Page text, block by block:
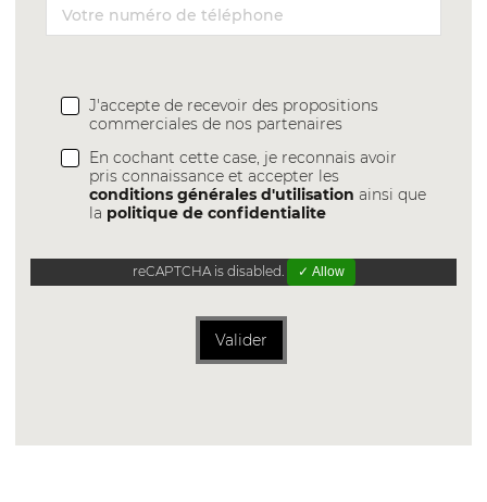
J'accepte de recevoir des propositions
commerciales de nos partenaires
En cochant cette case, je reconnais avoir
pris connaissance et accepter les
conditions générales d'utilisation ainsi que
la politique de confidentialite
reCAPTCHA is disabled. ✓ Allow
Valider